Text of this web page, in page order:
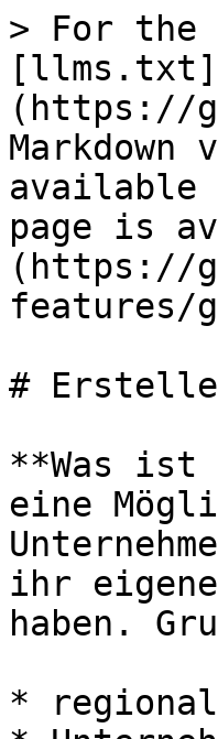
> For the
[llms.txt]
(https://
available
page is
(https://
features/
#
**Was ist
eine
ihr
haben.
*